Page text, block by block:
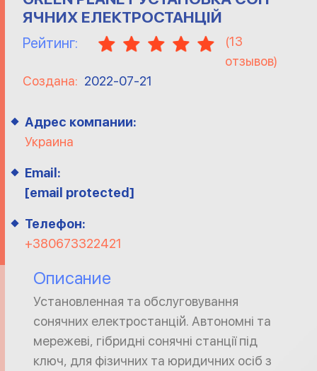
ЯЧНИХ ЕЛЕКТРОСТАНЦІЙ
Рейтинг: (13
отзывов)
Создана: 2022-07-21
Адрес компании:
Украина
Email:
[email protected]
Телефон:
+380673322421
Описание
Установленная та обслуговування
сонячних електростанцій. Автономні та
мережеві, гібридні сонячні станції під
ключ, для фізичних та юридичних осіб з